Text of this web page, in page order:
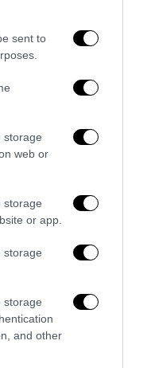
sent to
storage
web or
storage
or app.
storage
storage
and other
all’antifascismo il